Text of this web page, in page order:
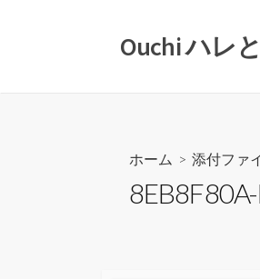
Ouchi ハレ
ホーム > 添付ファ